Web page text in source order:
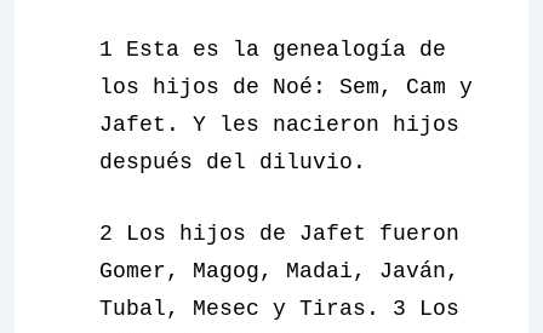
1 Esta es la genealogía de
los hijos de Noé: Sem, Cam y
Jafet. Y les nacieron hijos
después del diluvio.
2 Los hijos de Jafet fueron
Gomer, Magog, Madai, Javán,
Tubal, Mesec y Tiras. 3 Los